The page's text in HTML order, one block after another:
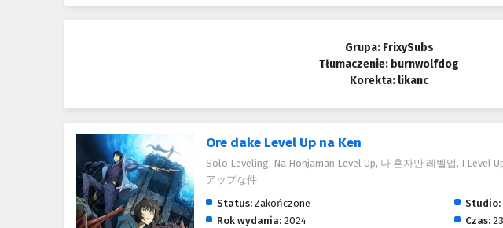
Grupa: FrixySubs
Tłumaczenie: burnwolfdog
Korekta: likanc
Ore dake Level Up na Ken
Solo Leveling, Na Honjaman Level Up, 나 혼자만 레벨업, I Level
アップな件
Status: Zakończone Studio:
Rok wydania: 2024 Czas: